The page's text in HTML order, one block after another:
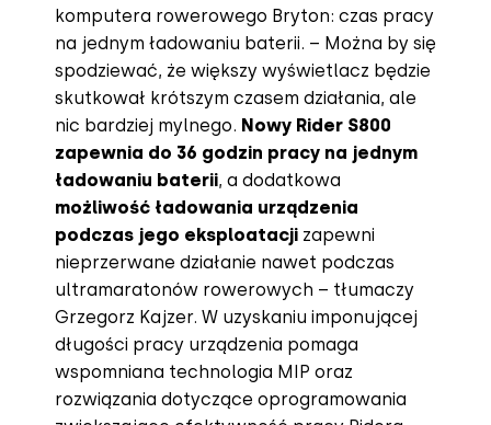
komputera rowerowego Bryton: czas pracy
na jednym ładowaniu baterii. – Można by się
spodziewać, że większy wyświetlacz będzie
skutkował krótszym czasem działania, ale
nic bardziej mylnego. Nowy Rider S800
zapewnia do 36 godzin pracy na jednym
ładowaniu baterii, a dodatkowa
możliwość ładowania urządzenia
podczas jego eksploatacji zapewni
nieprzerwane działanie nawet podczas
ultramaratonów rowerowych – tłumaczy
Grzegorz Kajzer. W uzyskaniu imponującej
długości pracy urządzenia pomaga
wspomniana technologia MIP oraz
rozwiązania dotyczące oprogramowania